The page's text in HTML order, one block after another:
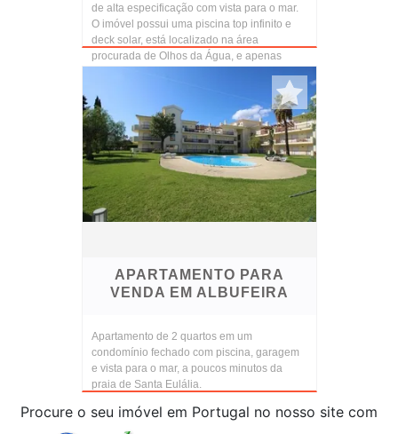
de alta especificação com vista para o mar.
O imóvel possui uma piscina top infinito e
deck solar, está localizado na área
procurada de Olhos da Água, e apenas
APARTAMENTO PARA
VENDA EM ALBUFEIRA
Apartamento de 2 quartos em um
condomínio fechado com piscina, garagem
e vista para o mar, a poucos minutos da
praia de Santa Eulália.
Procure o seu imóvel em Portugal no nosso site com